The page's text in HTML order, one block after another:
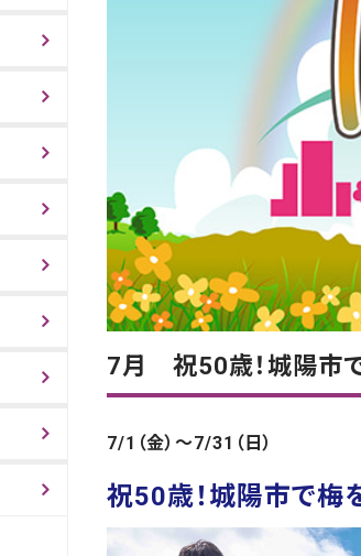
7月 祝50歳！城陽市
7/1（金）～7/31（日）
祝50歳！城陽市で梅